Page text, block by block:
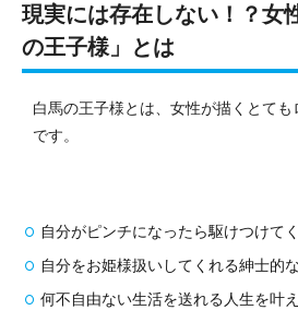
現実には存在しない！？女
の王子様」とは
白馬の王子様とは、女性が描くとて
です。
自分がピンチになったら駆けつけて
自分をお姫様扱いしてくれる紳士的
何不自由ない生活を送れる人生を叶